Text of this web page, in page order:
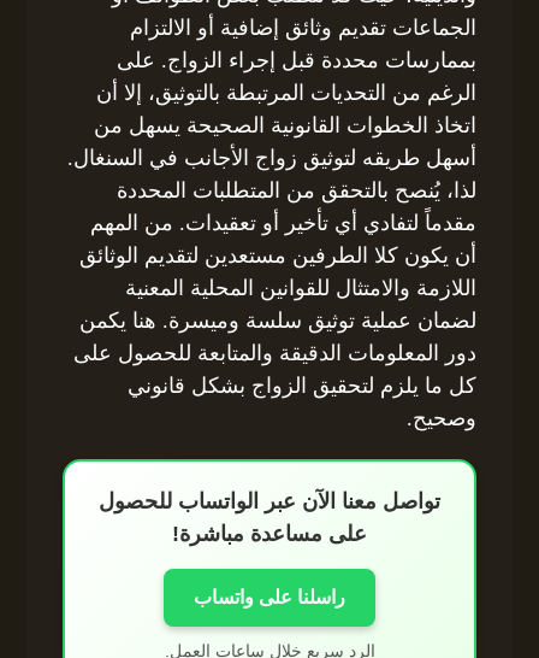
الجماعات تقديم وثائق إضافية أو الالتزام
بممارسات محددة قبل إجراء الزواج. على
الرغم من التحديات المرتبطة بالتوثيق، إلا أن
اتخاذ الخطوات القانونية الصحيحة يسهل من
أسهل طريقه لتوثيق زواج الأجانب في السنغال.
لذا، يُنصح بالتحقق من المتطلبات المحددة
مقدماً لتفادي أي تأخير أو تعقيدات. من المهم
أن يكون كلا الطرفين مستعدين لتقديم الوثائق
اللازمة والامتثال للقوانين المحلية المعنية
لضمان عملية توثيق سلسة وميسرة. هنا يكمن
دور المعلومات الدقيقة والمتابعة للحصول على
كل ما يلزم لتحقيق الزواج بشكل قانوني
وصحيح.
تواصل معنا الآن عبر الواتساب للحصول
على مساعدة مباشرة!
راسلنا على واتساب
الرد سريع خلال ساعات العمل.